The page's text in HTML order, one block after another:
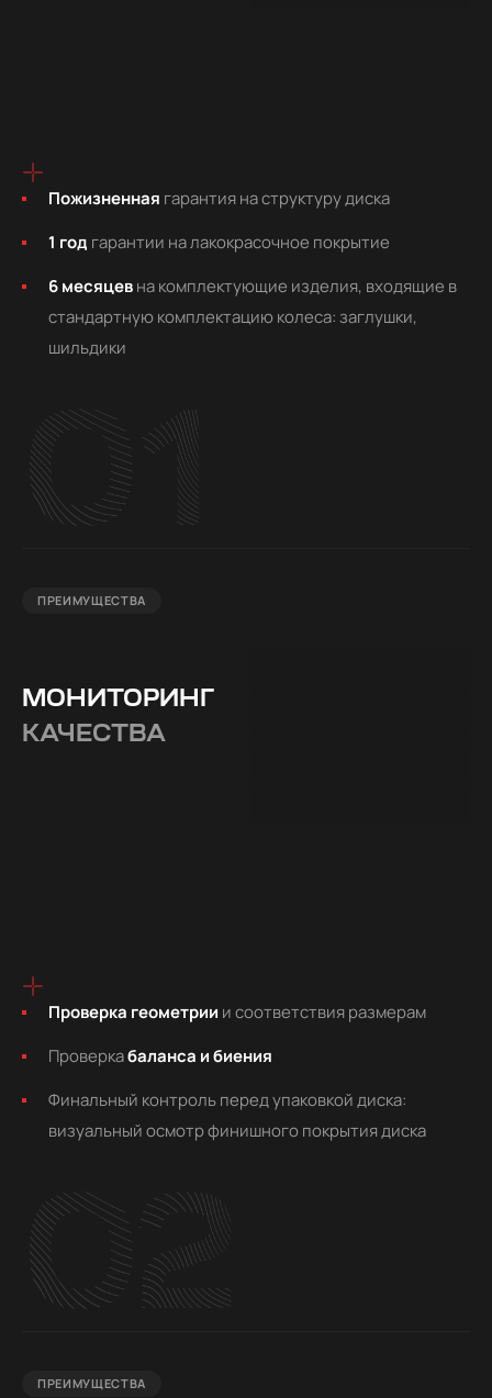
Пожизненная гарантия на структуру диска
1 год гарантии на лакокрасочное покрытие
6 месяцевна комплектующие изделия, входящие в
стандартную комплектацию колеса: заглушки,
шильдики
01
ПРЕИМУЩЕСТВА
МОНИТОРИНГ
КАЧЕСТВА
Проверка геометрии и соответствия размерам
Проверкабаланса и биения
Финальный контроль перед упаковкой диска:
визуальный осмотр финишного покрытия диска
02
ПРЕИМУЩЕСТВА